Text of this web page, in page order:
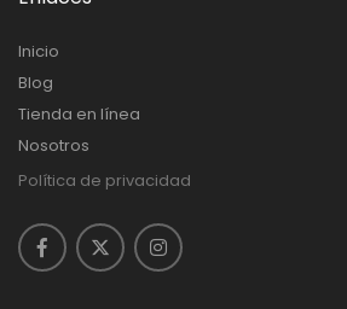
Inicio
Blog
Tienda en línea
Nosotros
Política de privacidad